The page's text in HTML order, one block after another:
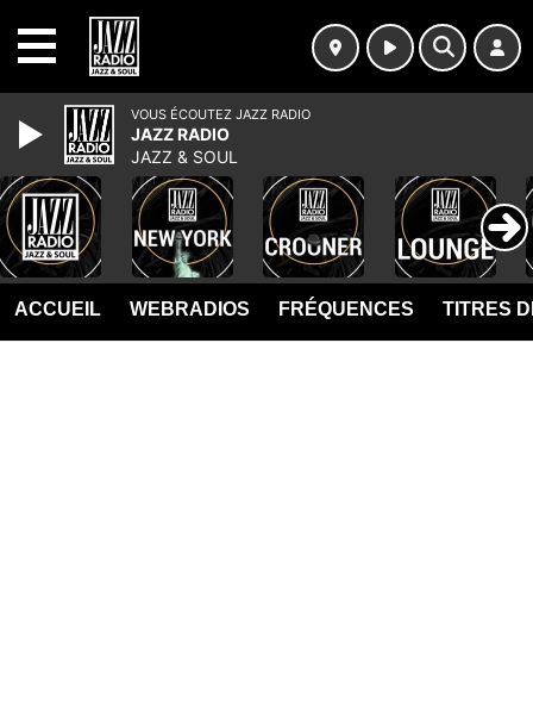
ACCUEIL WEBRADIOS FRÉQUENCES TITRES
VOUS ÉCOUTEZ JAZZ RADIO
JAZZ RADIO
JAZZ & SOUL